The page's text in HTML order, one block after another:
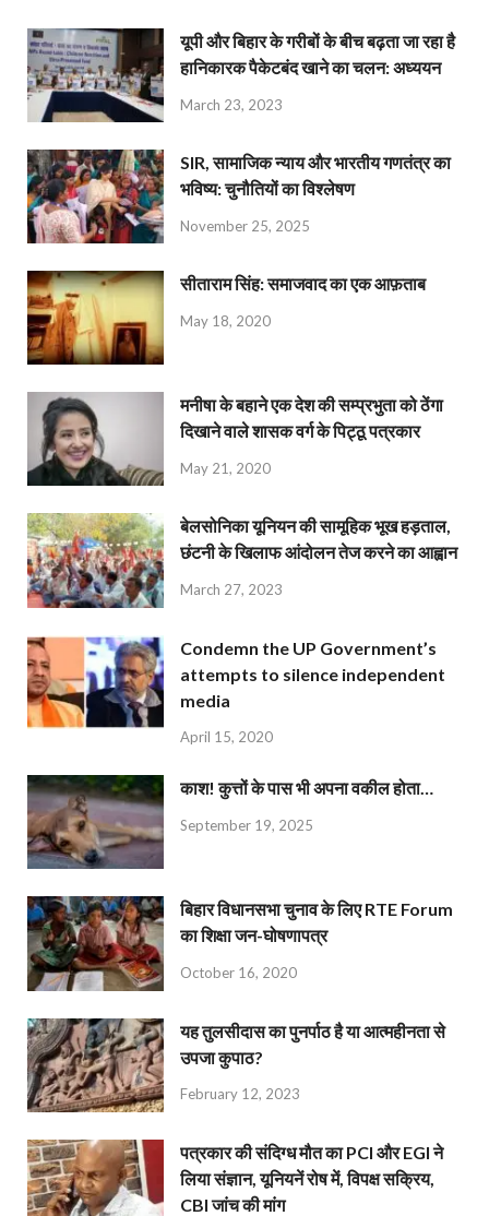
यूपी और बिहार के गरीबों के बीच बढ़ता जा रहा है
हानिकारक पैकेटबंद खाने का चलन: अध्ययन
March 23, 2023
SIR, सामाजिक न्याय और भारतीय गणतंत्र का
भविष्य: चुनौतियों का विश्लेषण
November 25, 2025
सीताराम सिंह: समाजवाद का एक आफ़ताब
May 18, 2020
मनीषा के बहाने एक देश की सम्प्रभुता को ठेंगा
दिखाने वाले शासक वर्ग के पिट्ठू पत्रकार
May 21, 2020
बेलसोनिका यूनियन की सामूहिक भूख हड़ताल,
छंटनी के खिलाफ आंदोलन तेज करने का आह्वान
March 27, 2023
Condemn the UP Government’s
attempts to silence independent
media
April 15, 2020
काश! कुत्तों के पास भी अपना वकील होता…
September 19, 2025
बिहार विधानसभा चुनाव के लिए RTE Forum
का शिक्षा जन-घोषणापत्र
October 16, 2020
यह तुलसीदास का पुनर्पाठ है या आत्महीनता से
उपजा कुपाठ?
February 12, 2023
पत्रकार की संदिग्ध मौत का PCI और EGI ने
लिया संज्ञान, यूनियनें रोष में, विपक्ष सक्रिय,
CBI जांच की मांग